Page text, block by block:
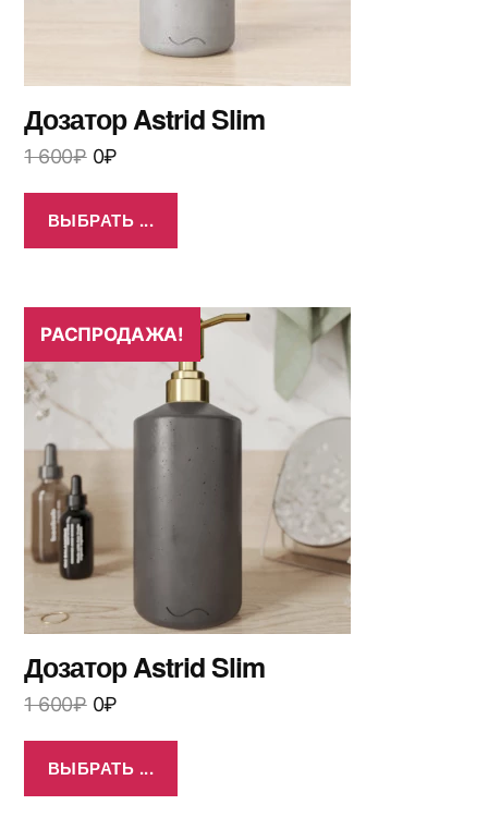
Дозатор Astrid Slim
1 600₽ 0₽
ВЫБРАТЬ ...
РАСПРОДАЖА!
Дозатор Astrid Slim
1 600₽ 0₽
ВЫБРАТЬ ...